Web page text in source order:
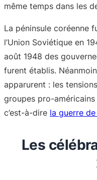
même temps dans les
La péninsule coréenne
l’Union Soviétique en
août 1948 des
furent établis.
apparurent : les
groupes pro-
c’est-à-dire la guerre
Les